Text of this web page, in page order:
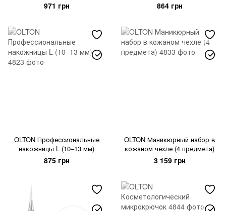
971 грн 864 грн
OLTON Профессиональные
накожницы L (10–13 мм)
875 грн
OLTON Маникюрный набор в
кожаном чехле (4 предмета)
3 159 грн